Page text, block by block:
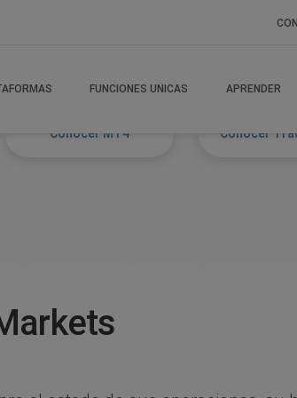
FUNCIONES UNICAS APRENDER
Conocer MT4 Conocer